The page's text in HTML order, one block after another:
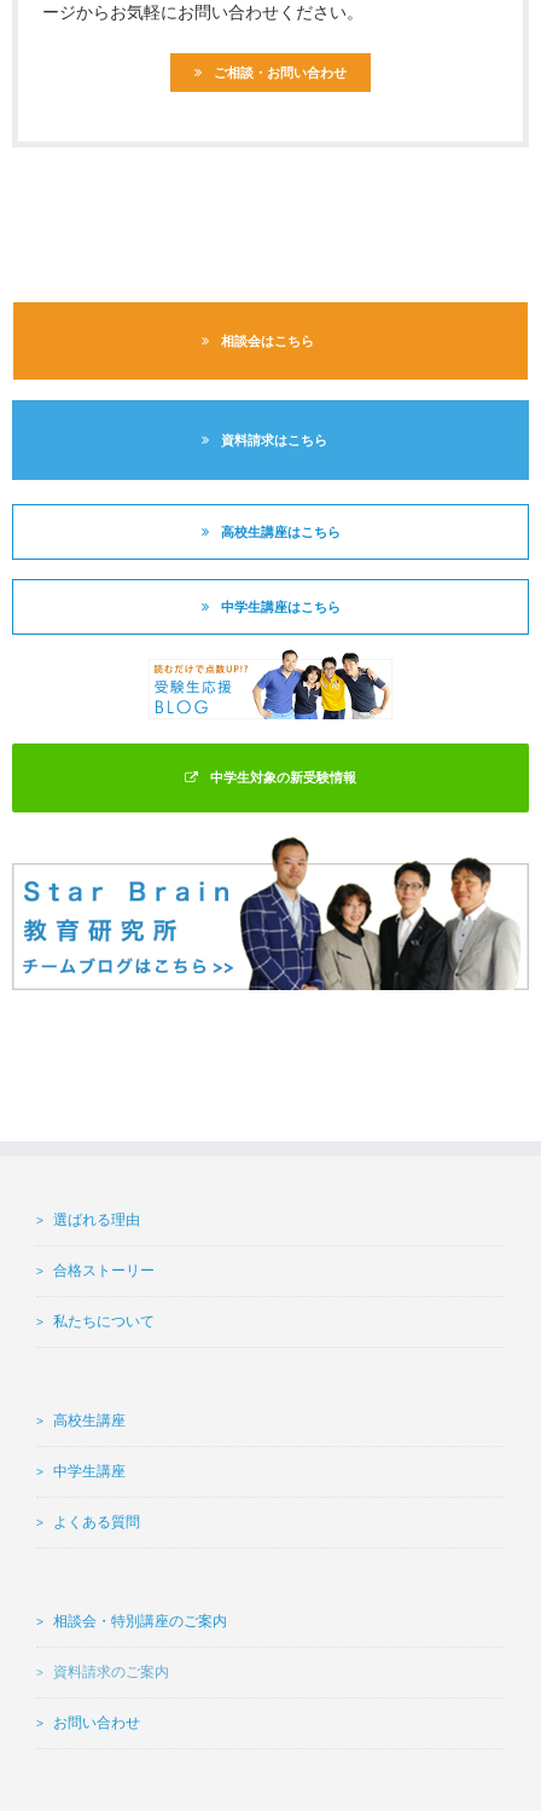
ージからお気軽にお問い合わせください。
ご相談・お問い合わせ
相談会はこちら
資料請求はこちら
高校生講座はこちら
中学生講座はこちら
中学生対象の新受験情報
選ばれる理由
合格ストーリー
私たちについて
高校生講座
中学生講座
よくある質問
相談会・特別講座のご案内
資料請求のご案内
お問い合わせ